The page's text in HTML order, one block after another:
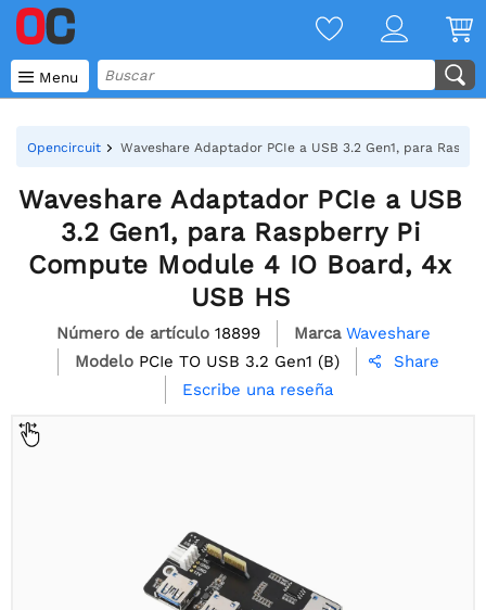
 Menu
Opencircuit Waveshare Adaptador PCIe a USB 3.2 Gen1, para
Waveshare Adaptador PCIe a USB
3.2 Gen1, para Raspberry Pi
Compute Module 4 IO Board, 4x
USB HS
Número de artículo 18899 Marca Waveshare
Modelo PCIe TO USB 3.2 Gen1 (B) 
Share
Escribe una reseña